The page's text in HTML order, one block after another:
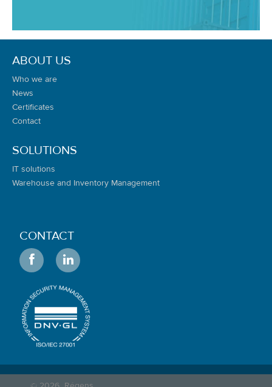
ABOUT US
Who we are
News
Certificates
Contact
SOLUTIONS
IT solutions
Warehouse and Inventory Management
CONTACT